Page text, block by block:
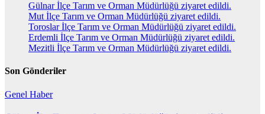
Gülnar İlçe Tarım ve Orman Müdürlüğü ziyaret edildi.
Mut İlçe Tarım ve Orman Müdürlüğü ziyaret edildi.
Toroslar İlçe Tarım ve Orman Müdürlüğü ziyaret edildi.
Erdemli İlçe Tarım ve Orman Müdürlüğü ziyaret edildi.
Mezitli İlçe Tarım ve Orman Müdürlüğü ziyaret edildi.
Son Gönderiler
Genel Haber